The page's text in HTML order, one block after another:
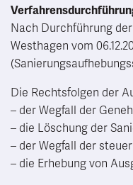
Nach Durchführung
Westhagen vom
Die Rechtsfolgen der
– der Wegfall der
– die Löschung der
– der Wegfall der
– die Erhebung von